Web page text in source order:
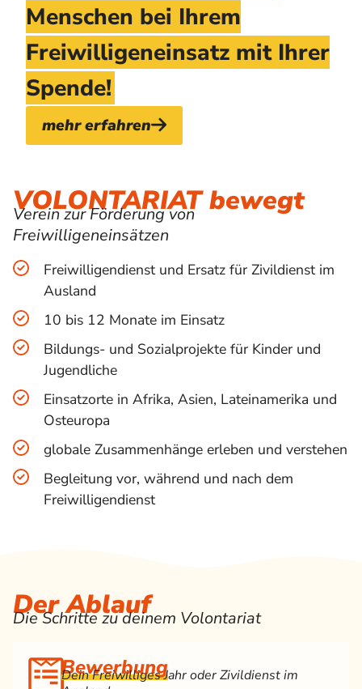
Menschen bei Ihrem
Freiwilligeneinsatz mit Ihrer
Spende!
mehr erfahren
VOLONTARIAT bewegt
Verein zur Förderung von
Freiwilligeneinsätzen
Freiwilligendienst und Ersatz für Zivildienst im
Ausland
10 bis 12 Monate im Einsatz
Bildungs- und Sozialprojekte für Kinder und
Jugendliche
Einsatzorte in Afrika, Asien, Lateinamerika und
Osteuropa
globale Zusammenhänge erleben und verstehen
Begleitung vor, während und nach dem
Freiwilligendienst
Der Ablauf
Die Schritte zu deinem Volontariat
Bewerbung
Dein Freiwilliges Jahr oder Zivildienst im